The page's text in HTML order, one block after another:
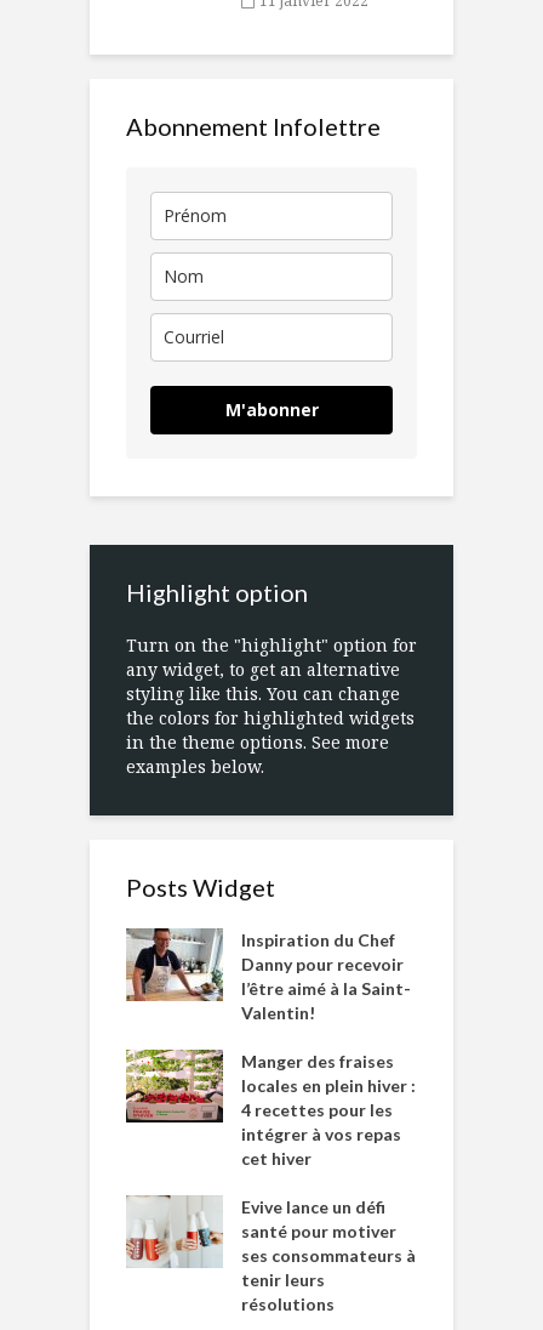
Abonnement Infolettre
M'abonner
Highlight option
Turn on the "highlight" option for
any widget, to get an alternative
styling like this. You can change
the colors for highlighted widgets
in the theme options. See more
examples below.
Posts Widget
Inspiration du Chef
Danny pour recevoir
l’être aimé à la Saint-
Valentin!
Manger des fraises
locales en plein hiver :
4 recettes pour les
intégrer à vos repas
cet hiver
Evive lance un défi
santé pour motiver
ses consommateurs à
tenir leurs
résolutions